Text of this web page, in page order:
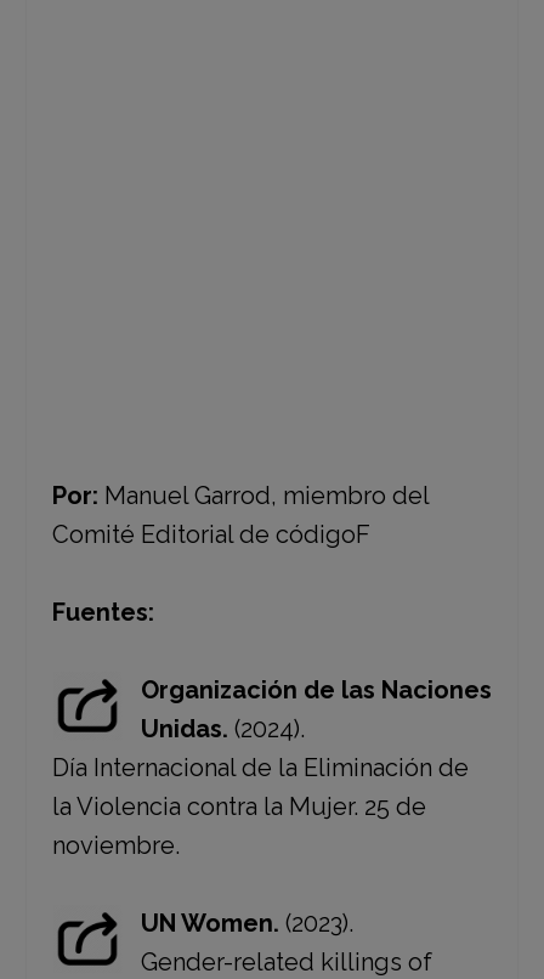
Por: Manuel Garrod, miembro del
Comité Editorial de códigoF
Fuentes:
Organización de las Naciones
Unidas. (2024).
Día Internacional de la Eliminación de
la Violencia contra la Mujer. 25 de
noviembre.
UN Women. (2023).
Gender-related killings of